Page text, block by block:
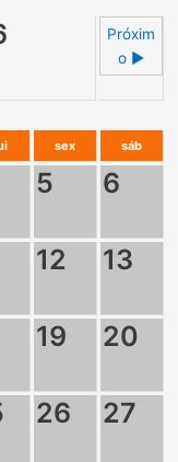
Próxim
o ►
sex sáb
5 6
12 13
19 20
26 27